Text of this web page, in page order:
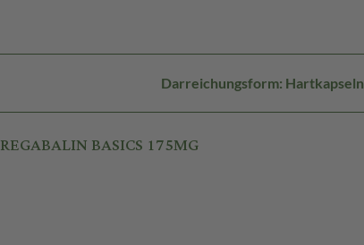
Darreichungsform: Hartkapseln
BASICS 175MG